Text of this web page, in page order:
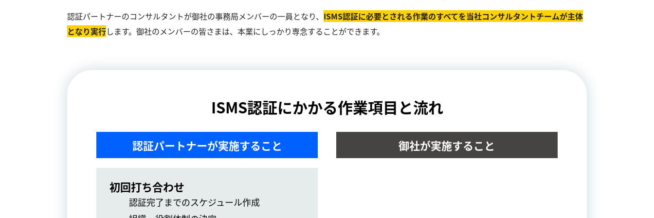
認証パートナーのコンサルタントが御社の事務局メンバーの一員となり、 ISMS認証に必要とされる作業のすべてを当社コンサルタントチームが主体
となり実⾏します。御社のメンバーの皆さまは、本業にしっかり専念することができます。
ISMS認証にかかる作業項目と流れ
認証パートナーが実施すること 御社が実施すること
初回打ち合わせ
認証完了までのスケジュール作成